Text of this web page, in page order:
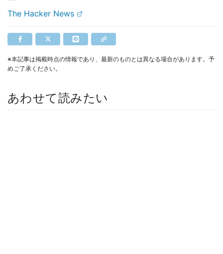
The Hacker News
※本記事は掲載時点の情報であり、最新のものとは異なる場合があります。予
めご了承ください。
あわせて読みたい